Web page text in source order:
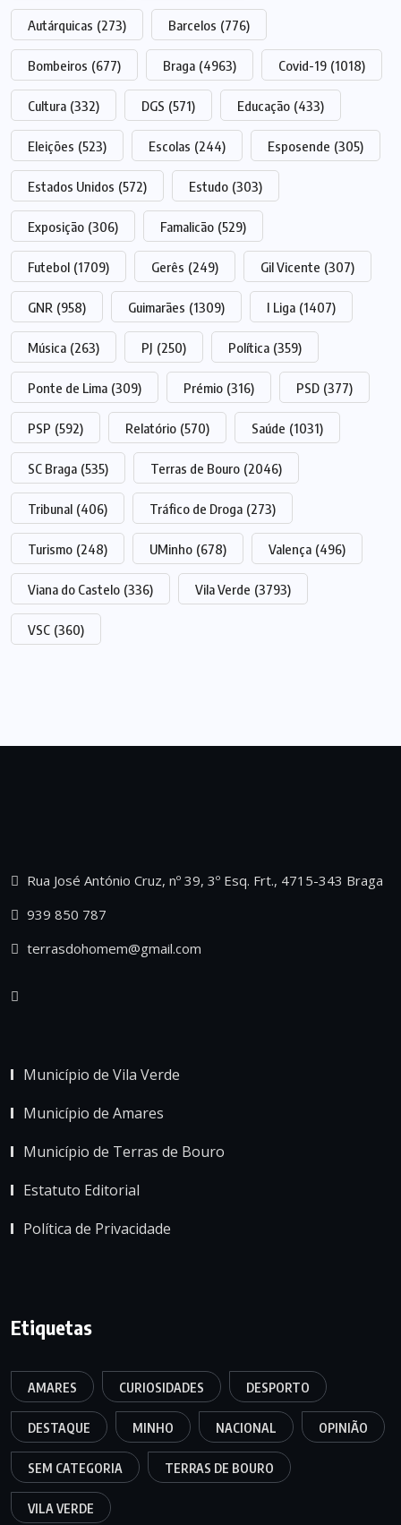
Autárquicas (273) Barcelos (776)
Bombeiros (677) Braga (4963) Covid-19 (1018)
Cultura (332) DGS (571) Educação (433)
Eleições (523) Escolas (244) Esposende (305)
Estados Unidos (572) Estudo (303)
Exposição (306) Famalicão (529)
Futebol (1709) Gerês (249) Gil Vicente (307)
GNR (958) Guimarães (1309) I Liga (1407)
Música (263) PJ (250) Política (359)
Ponte de Lima (309) Prémio (316) PSD (377)
PSP (592) Relatório (570) Saúde (1031)
SC Braga (535) Terras de Bouro (2046)
Tribunal (406) Tráfico de Droga (273)
Turismo (248) UMinho (678) Valença (496)
Viana do Castelo (336) Vila Verde (3793)
VSC (360)
Rua José António Cruz, nº 39, 3º Esq. Frt., 4715-343 Braga
939 850 787
terrasdohomem@gmail.com
Município de Vila Verde
Município de Amares
Município de Terras de Bouro
Estatuto Editorial
Política de Privacidade
Etiquetas
AMARES CURIOSIDADES DESPORTO
DESTAQUE MINHO NACIONAL OPINIÃO
SEM CATEGORIA TERRAS DE BOURO
VILA VERDE